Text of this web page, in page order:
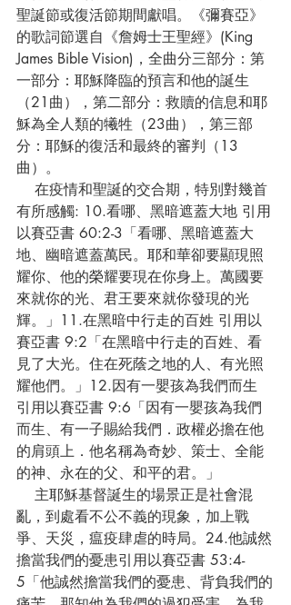
聖誕節或復活節期間獻唱。《彌賽亞》
的歌詞節選自《詹姆士王聖經》(King
James Bible Vision)，全曲分三部分：第
一部分：耶穌降臨的預言和他的誕生
（21曲），第二部分：救贖的信息和耶
穌為全人類的犧牲（23曲），第三部
分：耶穌的復活和最終的審判（13
曲）。
有所感觸: 10.看哪、黑暗遮蓋大地 引用
以賽亞書 60:2-3「看哪、黑暗遮蓋大
地、幽暗遮蓋萬民。耶和華卻要顯現照
耀你、他的榮耀要現在你身上。萬國要
來就你的光、君王要來就你發現的光
輝。」11.在黑暗中行走的百姓 引用以
賽亞書 9:2「在黑暗中行走的百姓、看
見了大光。住在死蔭之地的人、有光照
耀他們。」12.因有一嬰孩為我們而生
引用以賽亞書 9:6「因有一嬰孩為我們
而生、有一子賜給我們．政權必擔在他
的肩頭上．他名稱為奇妙、策士、全能
的神、永在的父、和平的君。」
亂，到處看不公不義的現象，加上戰
爭、天災，瘟疫肆虐的時局。24.他誠然
擔當我們的憂患引用以賽亞書 53:4-
5「他誠然擔當我們的憂患、背負我們的